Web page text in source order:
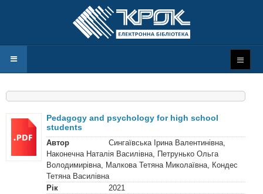
Pedagogy and psychology for high school
students
Автор
Сингаївська Ірина Валентинівна,
Наконечна Наталія Василівна, Петрунько Ольга
Володимирівна, Малкова Тетяна Миколаївна, Кондес
Тетяна Василівна
Рік
2021